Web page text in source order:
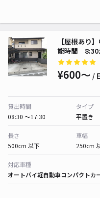
【屋根あり
能時間 8:30
¥600〜 /
貸出時間
08:30 〜17:30
タイプ
平置き
長さ
500cm 以下
車幅
250cm
対応車種
オートバイ軽自動車コンパクトカ